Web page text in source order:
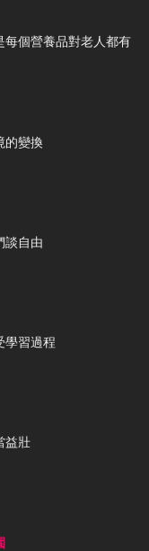
每個營養品對老人都有
的變換
談自由
學習過程
益壯